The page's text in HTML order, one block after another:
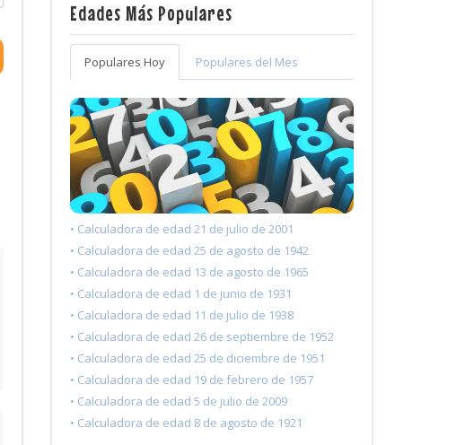
Edades Más Populares
Populares Hoy Populares del Mes
• Calculadora de edad 21 de julio de 2001
• Calculadora de edad 25 de agosto de 1942
• Calculadora de edad 13 de agosto de 1965
• Calculadora de edad 1 de junio de 1931
• Calculadora de edad 11 de julio de 1938
• Calculadora de edad 26 de septiembre de 1952
• Calculadora de edad 25 de diciembre de 1951
• Calculadora de edad 19 de febrero de 1957
• Calculadora de edad 5 de julio de 2009
• Calculadora de edad 8 de agosto de 1921